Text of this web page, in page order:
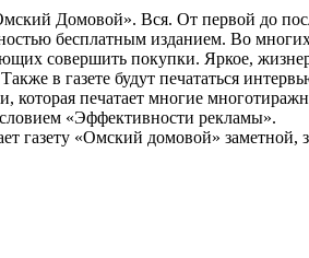
Домовой». Вся. От первой до
бесплатным изданием. Во
совершить покупки. Яркое,
в газете будут печататься
которая печатает многие
«Эффективности рекламы».
газету «Омский домовой» заметной,